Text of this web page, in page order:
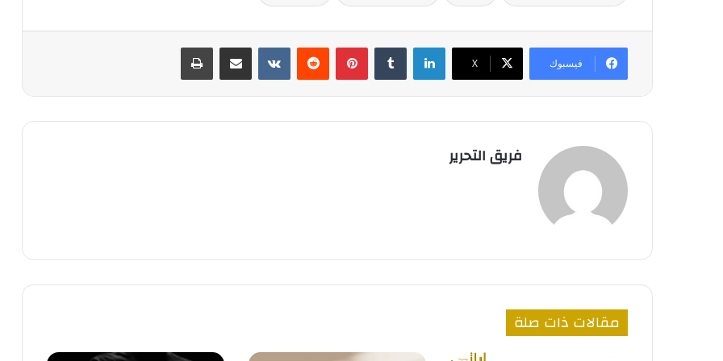
فيسبوك ‫X
لينكدإن بينتيريست مشاركة عبر البريد طباعة
فريق التحرير
مقالات ذات صلة